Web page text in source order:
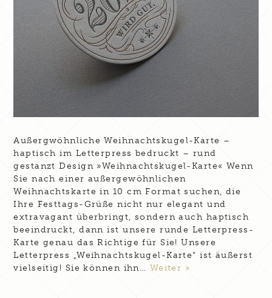
Außergwöhnliche Weihnachtskugel-Karte –
haptisch im Letterpress bedruckt – rund
gestanzt Design »Weihnachtskugel-Karte« Wenn
Sie nach einer außergewöhnlichen
Weihnachtskarte in 10 cm Format suchen, die
Ihre Festtags-Grüße nicht nur elegant und
extravagant überbringt, sondern auch haptisch
beeindruckt, dann ist unsere runde Letterpress-
Karte genau das Richtige für Sie! Unsere
Letterpress „Weihnachtskugel-Karte“ ist äußerst
vielseitig! Sie können ihn… Weiter »